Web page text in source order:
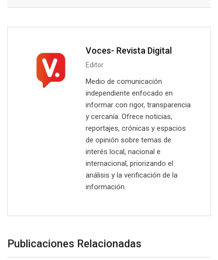
Voces- Revista Digital
Editor
Medio de comunicación
independiente enfocado en
informar con rigor, transparencia
y cercanía. Ofrece noticias,
reportajes, crónicas y espacios
de opinión sobre temas de
interés local, nacional e
internacional, priorizando el
análisis y la verificación de la
información.
Publicaciones Relacionadas